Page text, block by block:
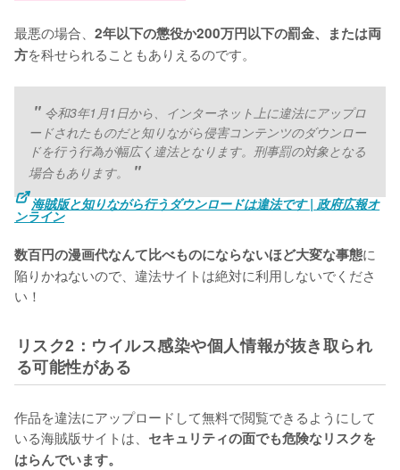
最悪の場合、 2年以下の懲役か200万円以下の罰金、または両
方を科せられることもありえるのです。
令和3年1月1日から、インターネット上に違法にアップロ
ードされたものだと知りながら侵害コンテンツのダウンロー
ドを行う行為が幅広く違法となります。刑事罰の対象となる
場合もあります。
海賊版と知りながら行うダウンロードは違法です | 政府広報オ
ンライン
数百円の漫画代なんて比べものにならないほど大変な事態に
陥りかねないので、違法サイトは絶対に利用しないでくださ
い！
リスク2：ウイルス感染や個人情報が抜き取られ
る可能性がある
作品を違法にアップロードして無料で閲覧できるようにして
いる海賊版サイトは、 セキュリティの面でも危険なリスクを
はらんでいます。